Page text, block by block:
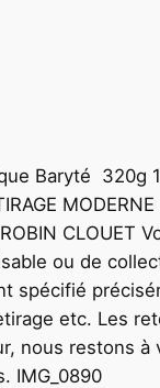
Baryté 320g
CLOUET
ou de
spécifié
etc. Les
nous restons
IMG_0890